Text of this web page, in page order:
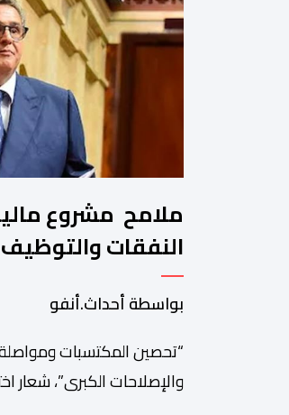
النفقات
مواصلة بناء الدولة
والاستثمار
بواسطة أحداث.أنفو
“تحصين المكتسبات
والإصلاحات الكبرى”، شعار